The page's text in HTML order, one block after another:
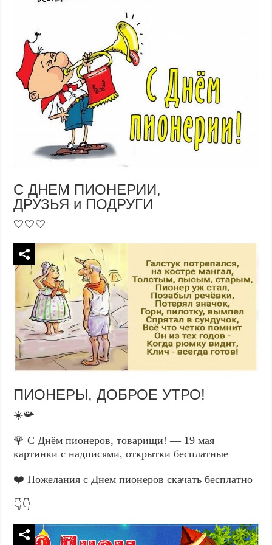
С ДНЕМ ПИОНЕРИИ,
ДРУЗЬЯ и ПОДРУГИ
🤍🤍🤍
ПИОНЕРЫ, ДОБРОЕ УТРО!
☀️📯
🌹 С Днём пионеров, товарищи! — 19 мая
картинки с надписями, открытки бесплатные
❤️ Пожелания с Днем пионеров скачать бесплатно
👇👇